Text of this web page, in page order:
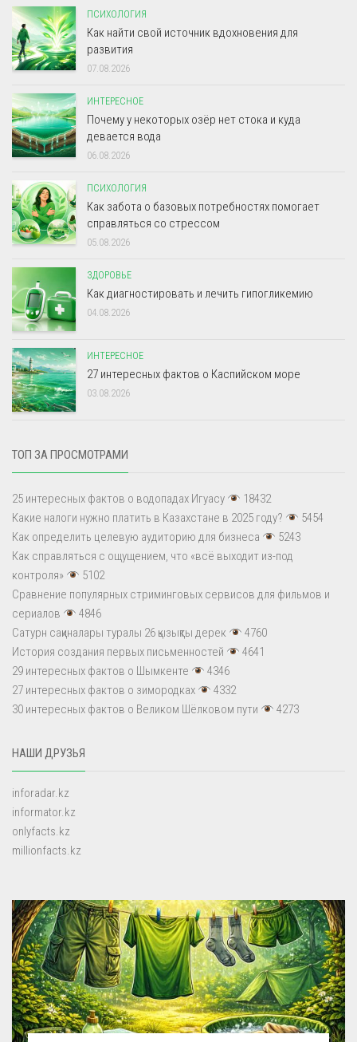
ПСИХОЛОГИЯ
Как найти свой источник вдохновения для
развития
07.08.2026
ИНТЕРЕСНОЕ
Почему у некоторых озёр нет стока и куда
девается вода
06.08.2026
ПСИХОЛОГИЯ
Как забота о базовых потребностях помогает
справляться со стрессом
05.08.2026
ЗДОРОВЬЕ
Как диагностировать и лечить гипогликемию
04.08.2026
ИНТЕРЕСНОЕ
27 интересных фактов о Каспийском море
03.08.2026
ТОП ЗА ПРОСМОТРАМИ
25 интересных фактов о водопадах Игуасу
18432
Какие налоги нужно платить в Казахстане в 2025 году?
5454
Как определить целевую аудиторию для бизнеса
5243
Как справляться с ощущением, что «всё выходит из-под
контроля»
5102
Сравнение популярных стриминговых сервисов для фильмов и
сериалов
4846
Сатурн сақиналары туралы 26 қызықты дерек
4760
История создания первых письменностей
4641
29 интересных фактов о Шымкенте
4346
27 интересных фактов о зимородках
4332
30 интересных фактов о Великом Шёлковом пути
4273
НАШИ ДРУЗЬЯ
inforadar.kz
informator.kz
onlyfacts.kz
millionfacts.kz